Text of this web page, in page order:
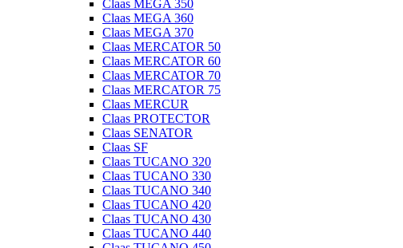
Claas MEGA 350
Claas MEGA 360
Claas MEGA 370
Claas MERCATOR 50
Claas MERCATOR 60
Claas MERCATOR 70
Claas MERCATOR 75
Claas MERCUR
Claas PROTECTOR
Claas SENATOR
Claas SF
Claas TUCANO 320
Claas TUCANO 330
Claas TUCANO 340
Claas TUCANO 420
Claas TUCANO 430
Claas TUCANO 440